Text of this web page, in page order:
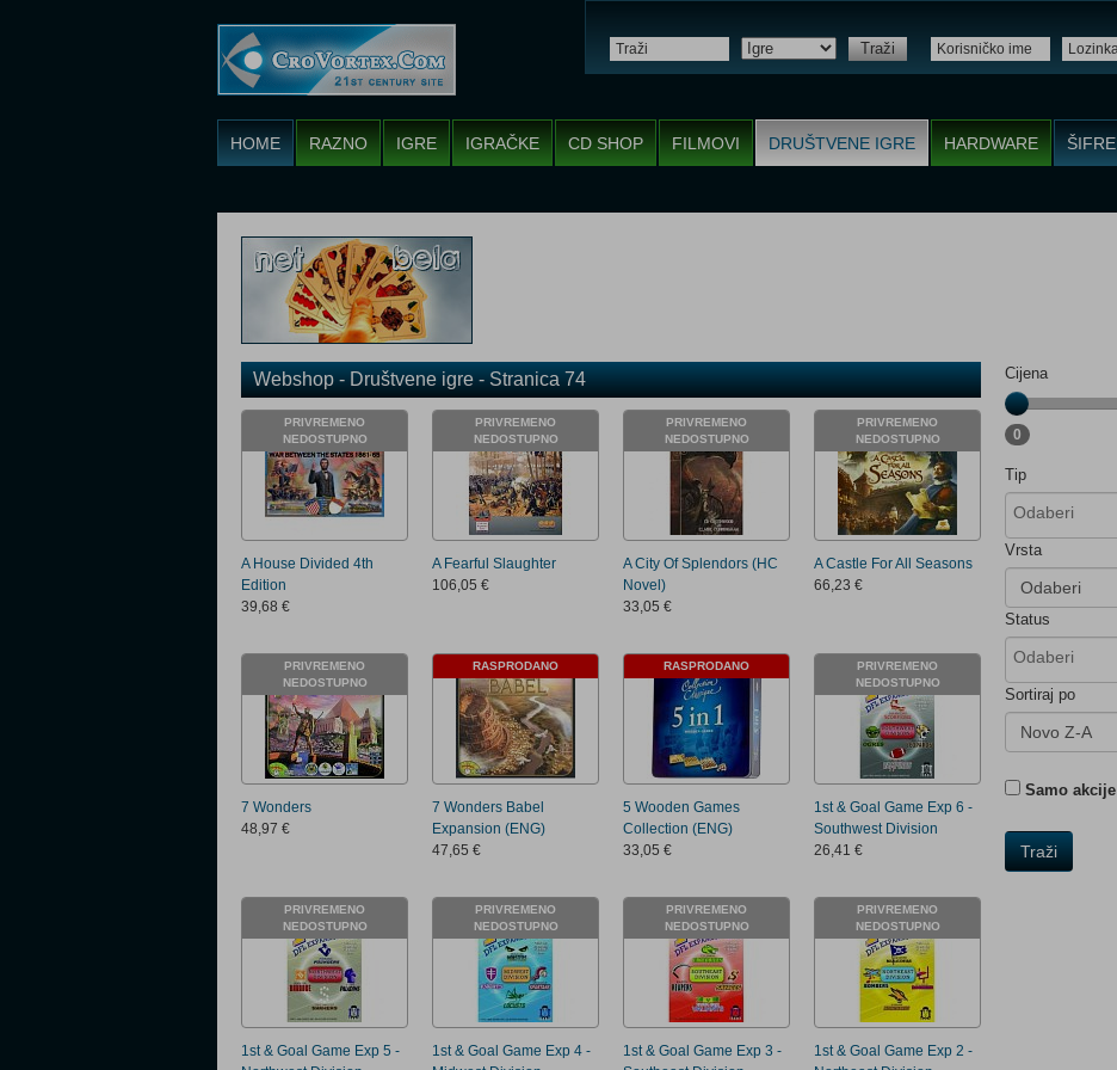
Traži
HOME RAZNO IGRE IGRAČKE CD SHOP FILMOVI DRUŠTVENE IGRE HARDWARE ŠIFRE
Webshop - Društvene igre - Stranica 74
PRIVREMENO
NEDOSTUPNO
A House Divided 4th
Edition
39,68 €
PRIVREMENO
NEDOSTUPNO
A Fearful Slaughter
106,05 €
PRIVREMENO
NEDOSTUPNO
A City Of Splendors (HC
Novel)
33,05 €
PRIVREMENO
NEDOSTUPNO
A Castle For All Seasons
66,23 €
PRIVREMENO
NEDOSTUPNO
7 Wonders
48,97 €
RASPRODANO
7 Wonders Babel
Expansion (ENG)
47,65 €
RASPRODANO
5 Wooden Games
Collection (ENG)
33,05 €
PRIVREMENO
NEDOSTUPNO
1st & Goal Game Exp 6 -
Southwest Division
26,41 €
PRIVREMENO
NEDOSTUPNO
1st & Goal Game Exp 5 -
PRIVREMENO
NEDOSTUPNO
1st & Goal Game Exp 4 -
PRIVREMENO
NEDOSTUPNO
1st & Goal Game Exp 3 -
PRIVREMENO
NEDOSTUPNO
1st & Goal Game Exp 2 -
Cijena
0
Tip
Vrsta
Odaberi
Status
Sortiraj po
Novo Z-A
Samo akcije
Traži